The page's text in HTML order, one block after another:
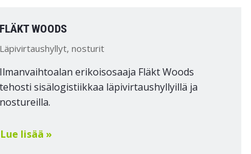
FLÄKT WOODS
Läpivirtaushyllyt, nosturit
Ilmanvaihtoalan erikoisosaaja Fläkt Woods
tehosti sisälogistiikkaa läpivirtaushyllyillä ja
nostureilla.
Lue lisää »